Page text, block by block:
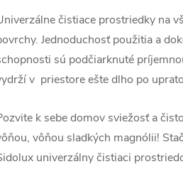
čistiace prostriedky na
Jednoduchosť použitia a
sú podčiarknuté
v priestore ešte dlho po
k sebe domov sviežosť a
vôňou sladkých magnólii!
univerzálny čistiaci